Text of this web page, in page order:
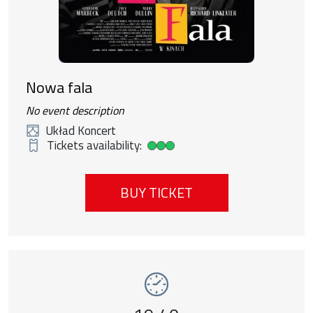
Nowa fala
No event description
Układ Koncert
Tickets availability:
High ticket availability
BUY TICKET